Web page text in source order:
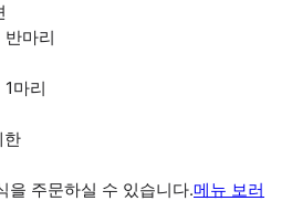
마리
마리
한
을 주문하실 수 있습니다.메뉴 보러